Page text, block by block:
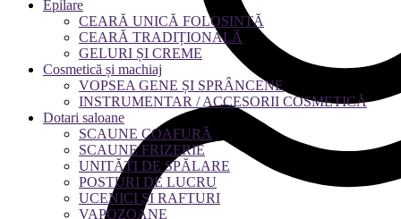
Epilare
CEARĂ UNICĂ FOLOSINTĂ
CEARĂ TRADIȚIONALĂ
GELURI ȘI CREME
Cosmetică și machiaj
VOPSEA GENE ȘI SPRÂNCENE
INSTRUMENTAR / ACCESORII COSMETICĂ
Dotari saloane
SCAUNE COAFURĂ
SCAUNE FRIZERIE
UNITĂȚI DE SPĂLARE
POSTURI DE LUCRU
UCENICI ȘI RAFTURI
VAPOZOANE